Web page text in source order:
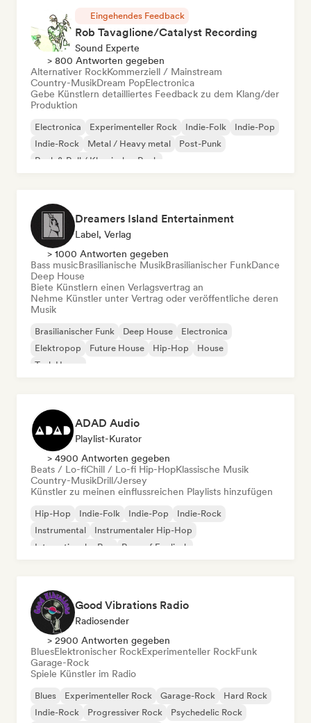
Eingehendes Feedback
Rob Tavaglione/Catalyst Recording
Sound Experte
> 800 Antworten gegeben
Alternativer RockKommerziell / Mainstream
Country-MusikDream PopElectronica
Gebe Künstlern detailliertes Feedback zu dem Klang/der
Produktion
Electronica Experimenteller Rock Indie-Folk
Indie-Pop
Indie-Rock
Metal / Heavy metal
Post-Punk
Rock & Roll / Klassischer Rock
Dreamers Island Entertainment
Label, Verlag
> 1000 Antworten gegeben
Bass musicBrasilianische MusikBrasilianischer FunkDance
Deep House
Biete Künstlern einen Verlagsvertrag an
Nehme Künstler unter Vertrag oder veröffentliche deren
Musik
Brasilianischer Funk Deep House
Electronica
Elektropop
Future House Hip-Hop
House
Tech House
ADAD Audio
Playlist-Kurator
> 4900 Antworten gegeben
Beats / Lo-fiChill / Lo-fi Hip-HopKlassische Musik
Country-MusikDrill/Jersey
Künstler zu meinen einflussreichen Playlists hinzufügen
Hip-Hop Indie-Folk Indie-Pop
Indie-Rock
Instrumental
Instrumentaler Hip-Hop
Internationaler Rap
Rap auf Englisch
Good Vibrations Radio
Radiosender
> 2900 Antworten gegeben
BluesElektronischer RockExperimenteller RockFunk
Garage-Rock
Spiele Künstler im Radio
Blues Experimenteller Rock Garage-Rock
Hard Rock
Indie-Rock
Progressiver Rock
Psychedelic Rock